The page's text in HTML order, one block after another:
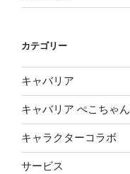
カテゴリー
キャバリア
キャバリア ぺこちゃん
キャラクターコラボ
サービス